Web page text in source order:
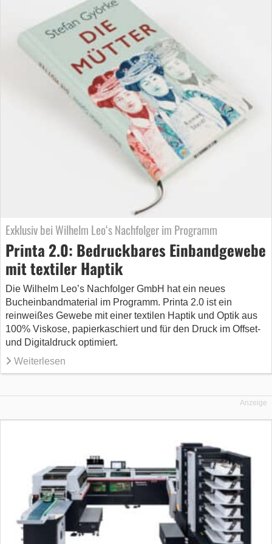
Exklusiv bei Wilhelm Leo‘s Nachfolger im Programm
Printa 2.0: Bedruckbares Einbandgewebe
mit textiler Haptik
Die Wilhelm Leo’s Nachfolger GmbH hat ein neues
Bucheinbandmaterial im Programm. Printa 2.0 ist ein
reinweißes Gewebe mit einer textilen Haptik und Optik aus
100% Viskose, papierkaschiert und für den Druck im Offset-
und Digitaldruck optimiert.
Weiterlesen
Anzeige